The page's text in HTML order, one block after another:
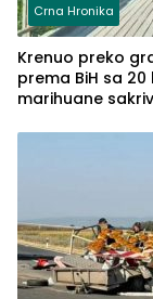
Crna Hronika
Krenuo preko
prema BiH sa
marihuane